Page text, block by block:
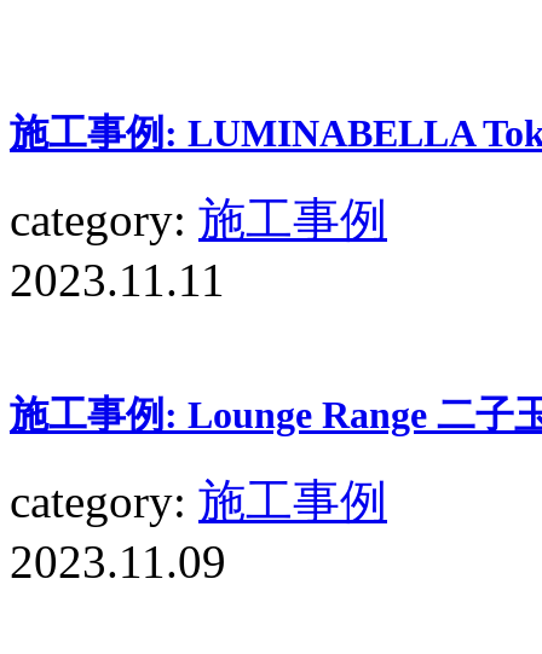
施工事例: LUMINABELLA
category: 施工事例
2023.11.11
施工事例: Lounge Range 二子
category: 施工事例
2023.11.09